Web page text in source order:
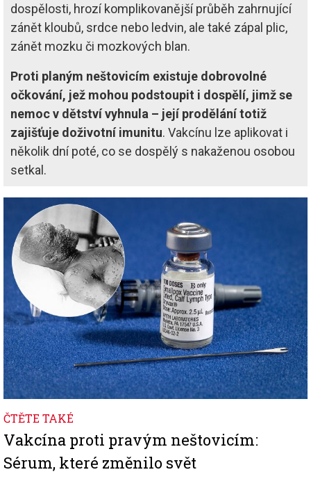
dospělosti, hrozí komplikovanější průběh zahrnující
zánět kloubů, srdce nebo ledvin, ale také zápal plic,
zánět mozku či mozkových blan.
Proti planým neštovicím existuje dobrovolné
očkování, jež mohou podstoupit i dospělí, jimž se
nemoc v dětství vyhnula – její prodělání totiž
zajišťuje doživotní imunitu. Vakcínu lze aplikovat i
několik dní poté, co se dospělý s nakaženou osobou
setkal.
ČTĚTE TAKÉ
Vakcína proti pravým neštovicím:
Sérum, které změnilo svět